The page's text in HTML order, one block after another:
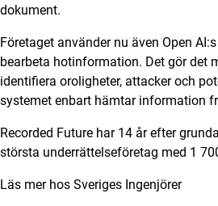
dokument.
Företaget använder nu även Open
bearbeta hotinformation. Det gör det
identifiera oroligheter, attacker och
systemet enbart hämtar information
Recorded Future har 14 år efter
största underrättelseföretag med 1
Läs mer hos Sveriges Ingenjörer